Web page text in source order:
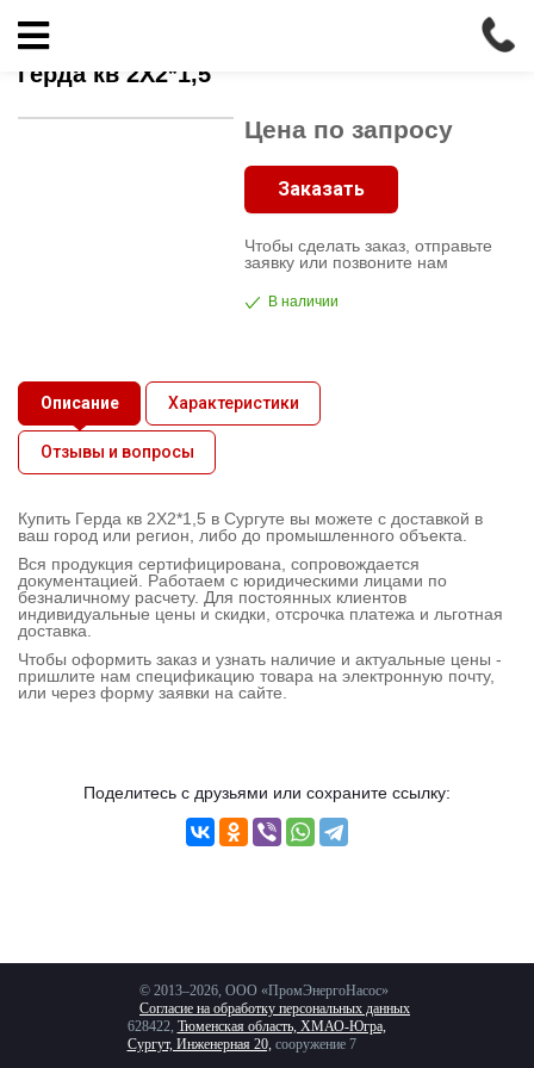
Кабельно-
проводниковая
продукция
Освещение
Контактная
информация
Главная
Герда кв 2X2*1,5
Цена по запросу
Заказать
Чтобы сделать заказ, отправьте
заявку или позвоните нам
В наличии
Описание Характеристики
Отзывы и вопросы
Купить Герда кв 2X2*1,5 в Сургуте вы можете с доставкой в
ваш город или регион, либо до промышленного объекта.
Вся продукция сертифицирована, сопровождается
документацией. Работаем с юридическими лицами по
безналичному расчету. Для постоянных клиентов
индивидуальные цены и скидки, отсрочка платежа и льготная
доставка.
Чтобы оформить заказ и узнать наличие и актуальные цены -
пришлите нам спецификацию товара на электронную почту,
или через форму заявки на сайте.
Поделитесь с друзьями или сохраните ссылку:
© 2013–2026, ООО «ПромЭнергоНасос»
Согласие на обработку персональных данных
628422, Тюменская область, ХМАО-Югра,
Сургут, Инженерная 20,сооружение 7